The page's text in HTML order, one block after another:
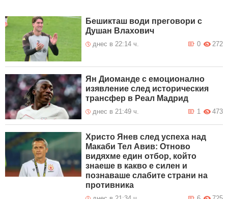
Бешикташ води преговори с
Душан Влахович
днес в 22:14 ч. 272
0
Ян Диоманде с емоционално
изявление след историческия
трансфер в Реал Мадрид
днес в 21:49 ч. 473
1
Христо Янев след успеха над
Макаби Тел Авив: Отново
видяхме един отбор, който
знаеше в какво е силен и
познаваше слабите страни на
противника